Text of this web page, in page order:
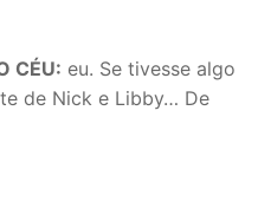
CÉU: eu. Se tivesse algo
de Nick e Libby… De